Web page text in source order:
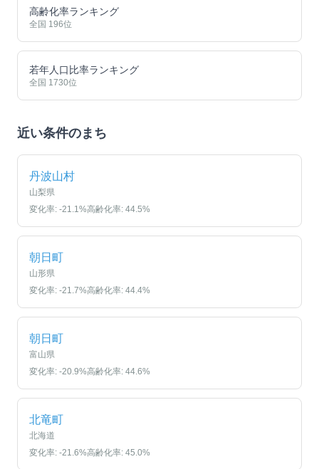
高齢化率ランキング
全国 196位
若年人口比率ランキング
全国 1730位
近い条件のまち
丹波山村
山梨県
変化率: -21.1%高齢化率: 44.5%
朝日町
山形県
変化率: -21.7%高齢化率: 44.4%
朝日町
富山県
変化率: -20.9%高齢化率: 44.6%
北竜町
北海道
変化率: -21.6%高齢化率: 45.0%